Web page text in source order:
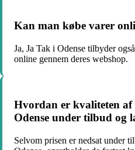
Kan man købe varer
Ja, Ja Tak i Odense tilbyder
online gennem deres webshop.
Hvordan er kvaliteten
Odense under tilbud og
Selvom prisen er nedsat under